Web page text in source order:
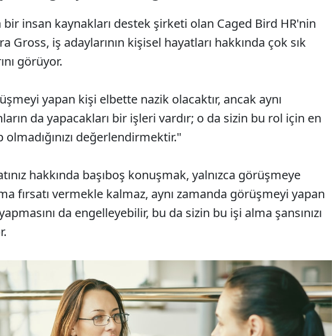
bir insan kaynakları destek şirketi olan Caged Bird HR'nin
Gross, iş adaylarının kişisel hayatları hakkında çok sık
görüyor.
yapan kişi elbette nazik olacaktır, ancak aynı
da yapacakları bir işleri vardır; o da sizin bu rol için en
değerlendirmektir."
hakkında başıboş konuşmak, yalnızca görüşmeye
fırsatı vermekle kalmaz, aynı zamanda görüşmeyi yapan
da engelleyebilir, bu da sizin bu işi alma şansınızı